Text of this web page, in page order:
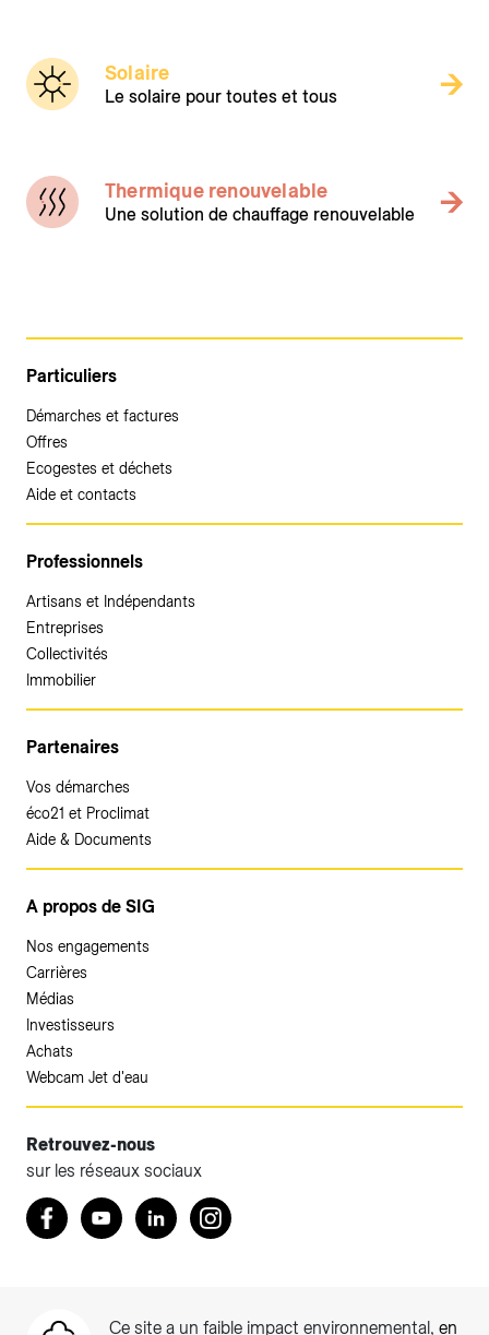
Solaire
Le solaire pour toutes et tous
Thermique renouvelable
Une solution de chauffage renouvelable
Particuliers
Démarches et factures
Offres
Ecogestes et déchets
Aide et contacts
Professionnels
Artisans et Indépendants
Entreprises
Collectivités
Immobilier
Partenaires
Vos démarches
éco21 et Proclimat
Aide & Documents
A propos de SIG
Nos engagements
Carrières
Médias
Investisseurs
Achats
Webcam Jet d'eau
Retrouvez-nous
sur les réseaux sociaux
Retrouvez nous sur Facebook
YoutubeLinkedInInstagram
Ce site a un faible impact environnemental, en
Accéder à votre espace client SIG.
Votre espace client SIG n'est pas optimisé pour une